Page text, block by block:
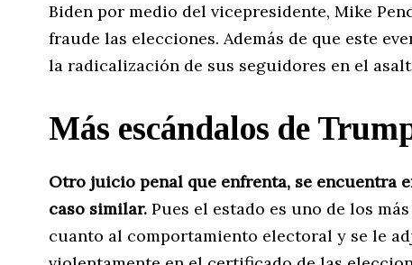
Biden por medio del vicepresidente, Mike
fraude las elecciones. Además de que este
la radicalización de sus seguidores en el
Más escándalos de
Otro juicio penal que enfrenta, se encuentra
caso similar. Pues el estado es uno de los
cuanto al comportamiento electoral y se le